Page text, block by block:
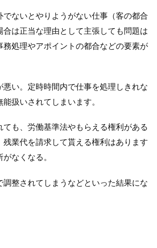
でないとやりようがない仕事（客の都合
合は正当な理由として主張しても問題は
務処理やアポイントの都合などの要素が
悪い。定時時間内で仕事を処理しきれな
扱いされてしまいます。
ても、労働基準法やもらえる権利がある
残業代を請求して貰える権利はあります
なくなる。
調整されてしまうなどといった結果にな